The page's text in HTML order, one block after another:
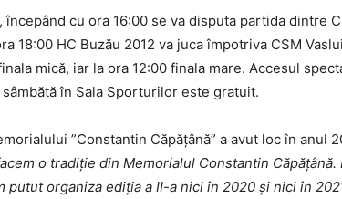
începând cu ora 16:00 se va disputa partida dintre
18:00 HC Buzău 2012 va juca împotriva CSM
mică, iar la ora 12:00 finala mare. Accesul
în Sala Sporturilor este gratuit.
”Constantin Căpățână” a avut loc în anul
o tradiție din Memorialul Constantin Căpățână.
putut organiza ediția a II-a nici în 2020 și nici în